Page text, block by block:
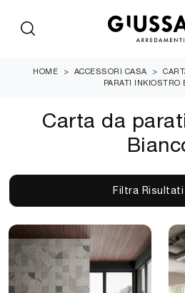
HOME > ACCESSORI CASA >
PARATI INKIOSTRO
Carta da
Filtra Risultati